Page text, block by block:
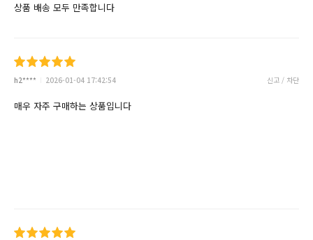
상품 배송 모두 만족합니다
h2**** 2026-01-04 17:42:54 신고 / 차단
매우 자주 구매하는 상품입니다